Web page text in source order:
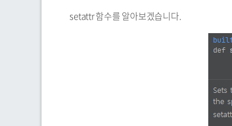
setattr 함수를 알아보겠습니다.